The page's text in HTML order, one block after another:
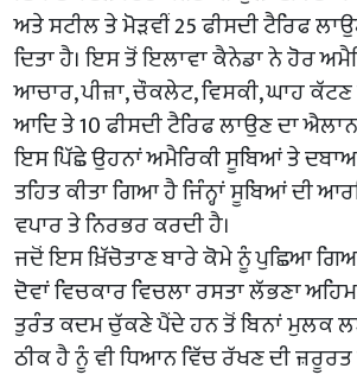
ਅਤੇ ਸਟੀਲ ਤੇ ਮੋੜਵੀਂ 25 ਫੀਸਦੀ ਟੈਰਿਫ
ਦਿਤਾ ਹੈ। ਇਸ ਤੋਂ ਇਲਾਵਾ ਕੈਨੇਡਾ ਨੇ ਹੋਰ
ਆਚਾਰ, ਪੀਜ਼ਾ, ਚੌਕਲੇਟ, ਵਿਸਕੀ, ਘਾਹ
ਆਦਿ ਤੇ 10 ਫੀਸਦੀ ਟੈਰਿਫ ਲਾਉਣ ਦਾ
ਇਸ ਪਿੱਛੇ ਉਹਨਾਂ ਅਮੈਰਿਕੀ ਸੂਬਿਆਂ ਤੇ ਦਬਾਅ
ਤਹਿਤ ਕੀਤਾ ਗਿਆ ਹੈ ਜਿੰਨ੍ਹਾਂ ਸੂਬਿਆਂ ਦੀ
ਵਪਾਰ ਤੇ ਨਿਰਭਰ ਕਰਦੀ ਹੈ।
ਜਦੋਂ ਇਸ ਖ਼ਿੱਚੋਤਾਣ ਬਾਰੇ ਕੋਮੇ ਨੂੰ ਪੁਛਿਆ ਗਿਆ
ਦੋਵਾਂ ਵਿਚਕਾਰ ਵਿਚਲਾ ਰਸਤਾ ਲੱਭਣਾ
ਤੁਰੰਤ ਕਦਮ ਚੁੱਕਣੇ ਪੈਂਦੇ ਹਨ ਤੋਂ ਬਿਨਾਂ ਮੁਲਕ
ਠੀਕ ਹੈ ਨੂੰ ਵੀ ਧਿਆਨ ਵਿੱਚ ਰੱਖਣ ਦੀ ਜ਼ਰੂਰਤ